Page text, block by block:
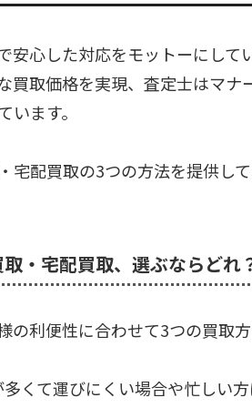
安心した対応をモットーにして
買取価格を実現、査定士はマ
います。
宅配買取の3つの方法を提供し
・宅配買取、選ぶならどれ
の利便性に合わせて3つの買取方
多くて運びにくい場合や忙しい